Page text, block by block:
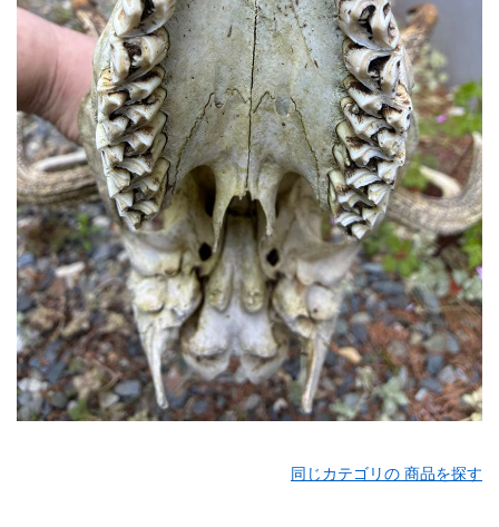
同じカテゴリの 商品を探す